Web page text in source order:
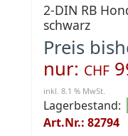
2-DIN RB
schwarz
Preis
nur: CHF
inkl. 8.1 % MwSt.
Lagerbestand:
Art.Nr.: 82794